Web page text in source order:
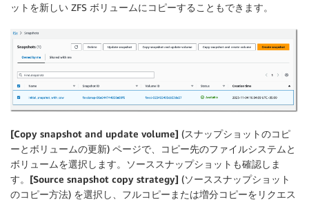
ットを新しい ZFS ボリュームにコピーすることもできます。
[Copy snapshot and update volume] (スナップショットのコピ
ーとボリュームの更新) ページで、コピー先のファイルシステム と
ボリュームを選択します。ソーススナップショットも確認しま
す。 [Source snapshot copy strategy] (ソーススナップショット
のコピー方法) を選択し、フルコピーまたは増分コピーをリクエス